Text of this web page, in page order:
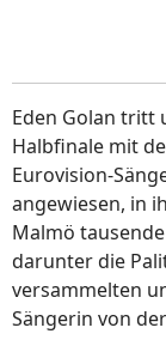
Eden Golan tritt
Halbfinale mit
Eurovision-
angewiesen, in
Malmö
darunter die
versammelten
Sängerin von